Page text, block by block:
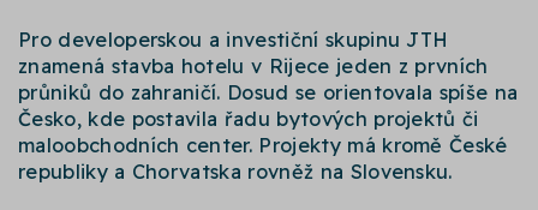
Pro developerskou a investiční skupinu JTH
znamená stavba hotelu v Rijece jeden z prvních
průniků do zahraničí. Dosud se orientovala spíše na
Česko, kde postavila řadu bytových projektů či
maloobchodních center. Projekty má kromě České
republiky a Chorvatska rovněž na Slovensku.